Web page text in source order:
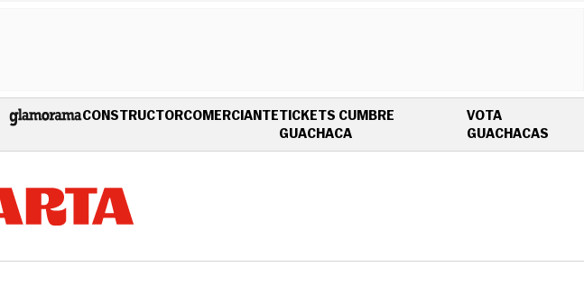
CONSTRUCTORCOMERCIANTETICKETS CUMBRE
GUACHACAOPENS IN NEW WINDOW
VOTA
GUACHACAS